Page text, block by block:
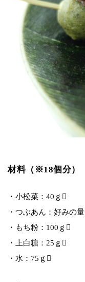
材料（※18個分）
・小松菜：40ｇ
・つぶあん：好みの量
・もち粉：100ｇ
・上白糖：25ｇ
・水：75ｇ